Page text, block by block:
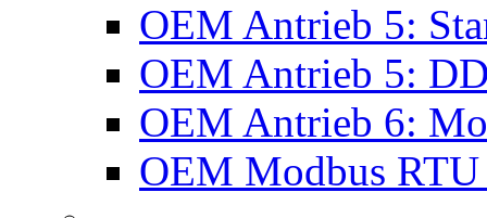
OEM Antrieb 5:
OEM Antrieb 5:
OEM Antrieb 6:
OEM Modbus